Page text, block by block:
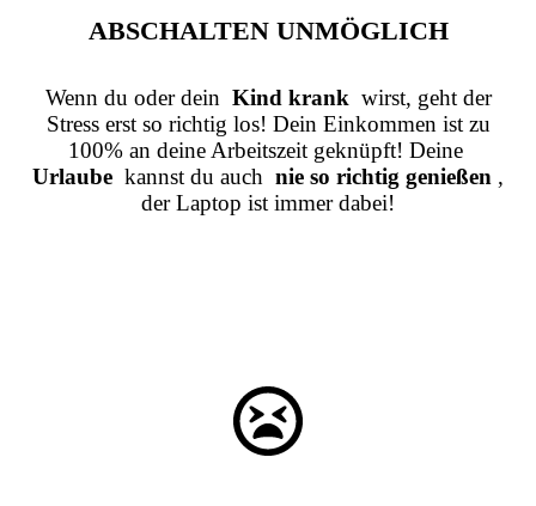
ABSCHALTEN UNMÖGLICH
Wenn du oder dein Kind krank wirst, geht der
Stress erst so richtig los! Dein Einkommen ist zu
100% an deine Arbeitszeit geknüpft! Deine
Urlaube kannst du auch nie so richtig genießen ,
der Laptop ist immer dabei!